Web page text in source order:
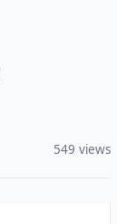
549 views